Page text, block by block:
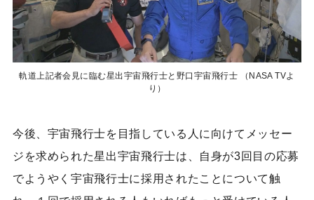
軌道上記者会見に臨む星出宇宙飛行士と野口宇宙飛行士 （NASA TVよ
り）
今後、宇宙飛行士を目指している人に向けてメッセー
ジを求められた星出宇宙飛行士は、自身が3回目の応募
でようやく宇宙飛行士に採用されたことについて触